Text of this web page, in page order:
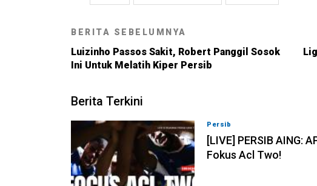
BERITA SEBELUMNYA
Luizinho Passos Sakit, Robert Panggil Sosok
Ini Untuk Melatih Kiper Persib
Berita Terkini
Persib
[LIVE] PERSIB AING:
Fokus Acl Two!